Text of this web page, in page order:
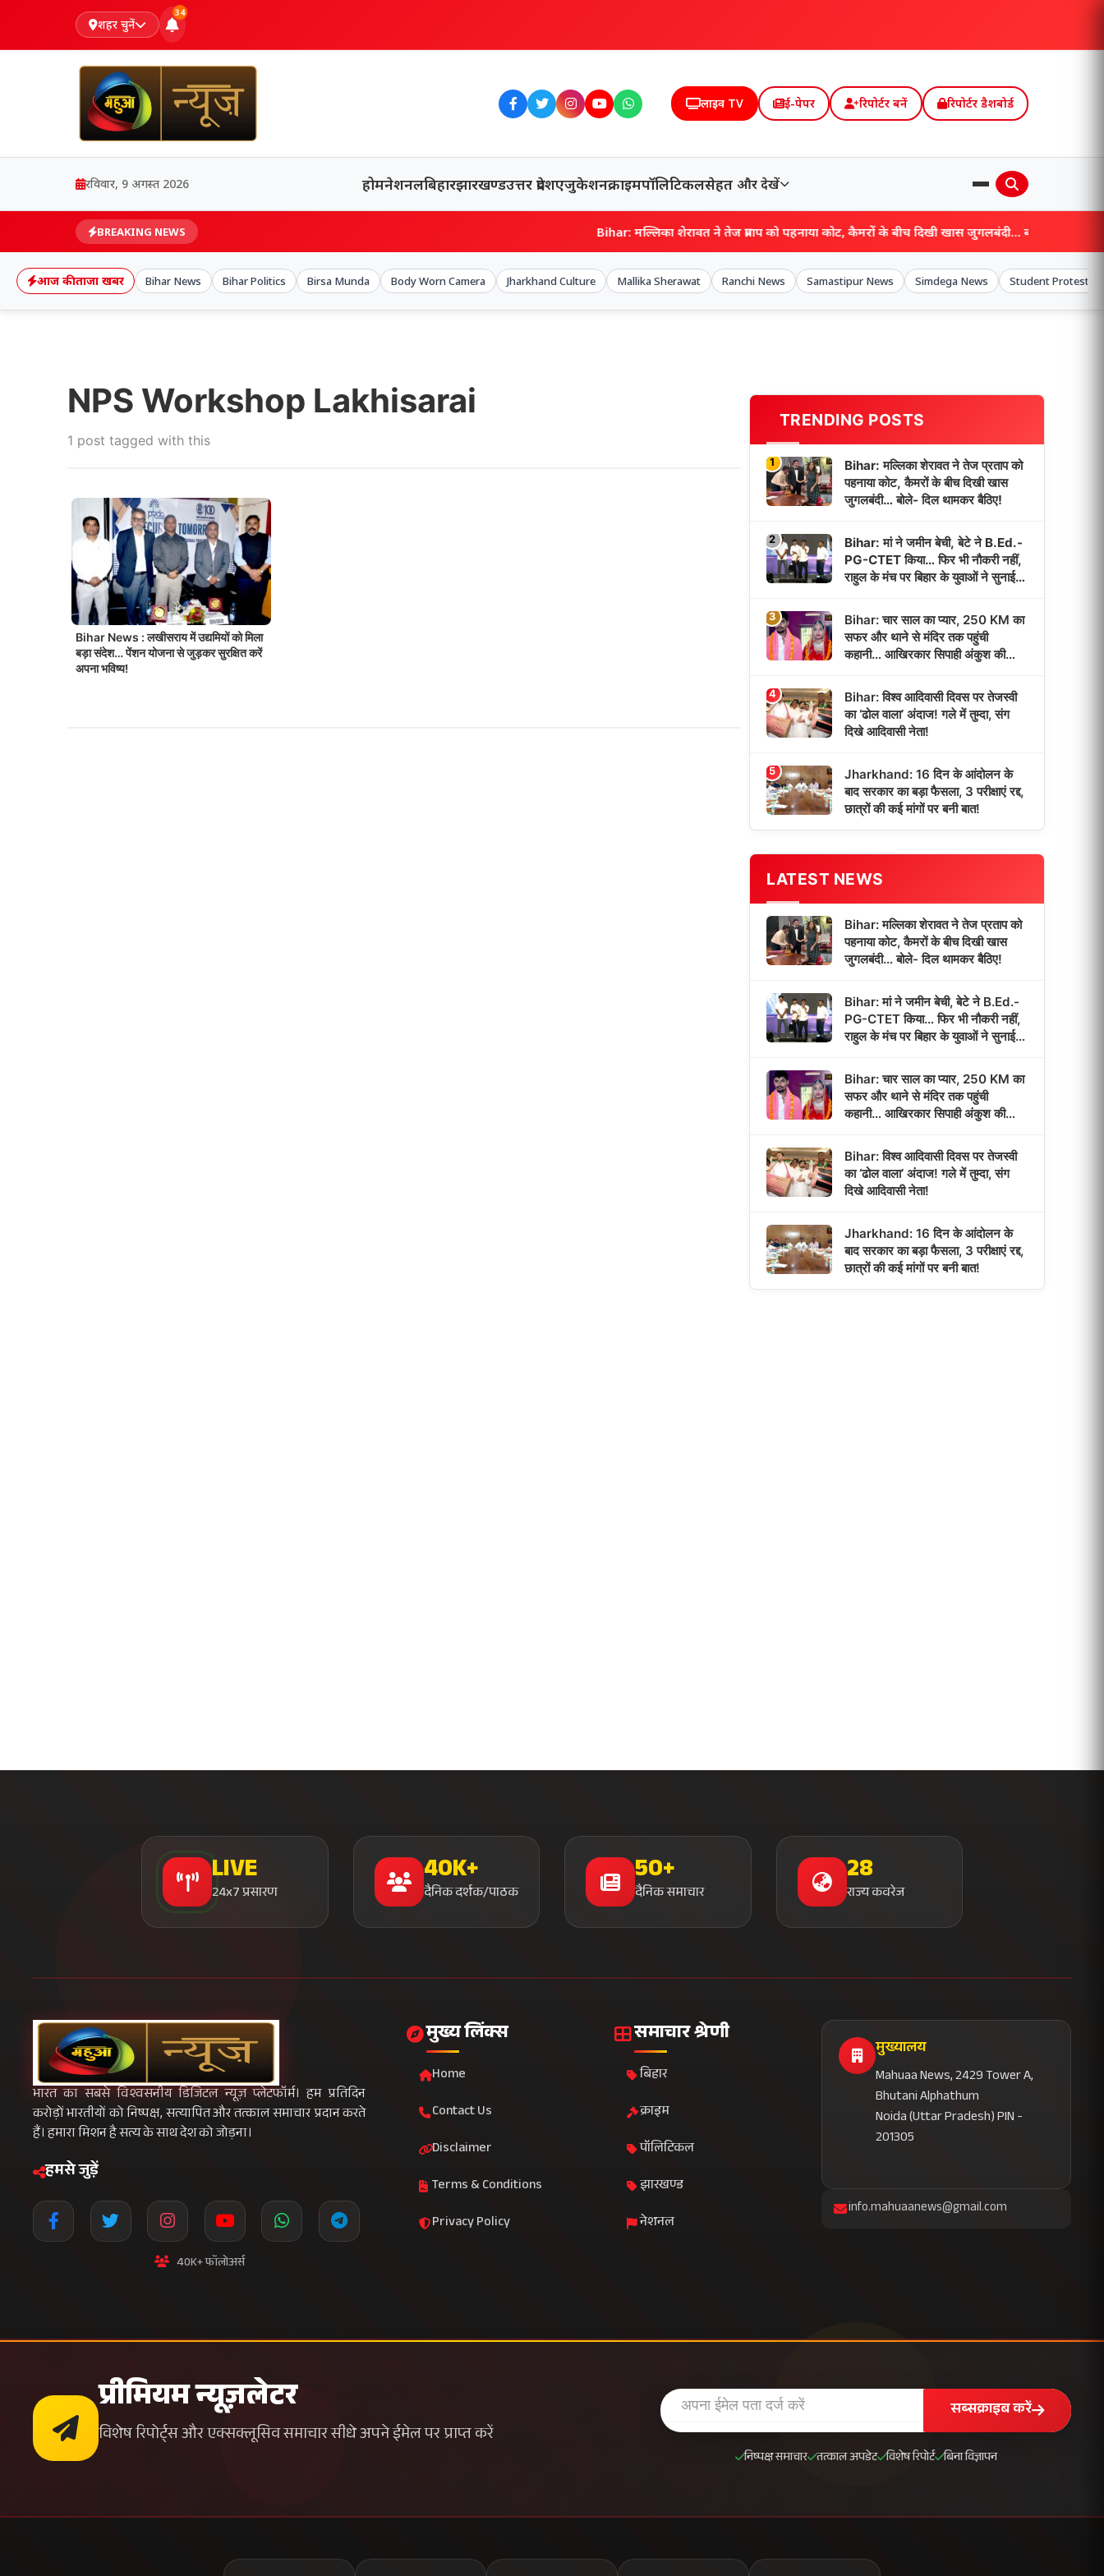
शहर चुनें
34
लाइव TV ई-पेपर रिपोर्टर बनें रिपोर्टर डैशबोर्ड
रविवार, 9 अगस्त 2026 होमनेशनलबिहारझारखण्डउत्तर प्रदेशएजुकेशनक्राइमपॉलिटिकलसेहत और देखें
BREAKING NEWS Bihar: मल्लिका शेरावत ने तेज प्रताप को पहनाया कोट, कैमरों के बीच दिखी खास जुगलबंदी… बोले- दिल थामकर बैठिए!
आज की ताजा खबर Bihar News Bihar Politics Birsa Munda Body Worn Camera Jharkhand Culture Mallika Sherawat Ranchi News Samastipur News Simdega News Student Protest
NPS Workshop Lakhisarai
1 post tagged with this
Bihar News : लखीसराय में उद्यमियों को मिला
बड़ा संदेश… पेंशन योजना से जुड़कर सुरक्षित करें
अपना भविष्य!
TRENDING POSTS
1
Bihar: मल्लिका शेरावत ने तेज प्रताप को
पहनाया कोट, कैमरों के बीच दिखी खास
जुगलबंदी… बोले- दिल थामकर बैठिए!
2
Bihar: मां ने जमीन बेची, बेटे ने B.Ed.-
PG-CTET किया… फिर भी नौकरी नहीं,
राहुल के मंच पर बिहार के युवाओं ने सुनाई
3
Bihar: चार साल का प्यार, 250 KM का
सफर और थाने से मंदिर तक पहुंची
कहानी… आखिरकार सिपाही अंकुश की
4
Bihar: विश्व आदिवासी दिवस पर तेजस्वी
का ‘ढोल वाला’ अंदाज! गले में तुम्दा, संग
दिखे आदिवासी नेता!
5
Jharkhand: 16 दिन के आंदोलन के
बाद सरकार का बड़ा फैसला, 3 परीक्षाएं रद्द,
छात्रों की कई मांगों पर बनी बात!
LATEST NEWS
Bihar: मल्लिका शेरावत ने तेज प्रताप को
पहनाया कोट, कैमरों के बीच दिखी खास
जुगलबंदी… बोले- दिल थामकर बैठिए!
Bihar: मां ने जमीन बेची, बेटे ने B.Ed.-
PG-CTET किया… फिर भी नौकरी नहीं,
राहुल के मंच पर बिहार के युवाओं ने सुनाई
Bihar: चार साल का प्यार, 250 KM का
सफर और थाने से मंदिर तक पहुंची
कहानी… आखिरकार सिपाही अंकुश की
Bihar: विश्व आदिवासी दिवस पर तेजस्वी
का ‘ढोल वाला’ अंदाज! गले में तुम्दा, संग
दिखे आदिवासी नेता!
Jharkhand: 16 दिन के आंदोलन के
बाद सरकार का बड़ा फैसला, 3 परीक्षाएं रद्द,
छात्रों की कई मांगों पर बनी बात!
LIVE
24x7 प्रसारण
40K+
दैनिक दर्शक/पाठक
50+
दैनिक समाचार
28
राज्य कवरेज
भारत का सबसे विश्वसनीय डिजिटल न्यूज़ प्लेटफॉर्म। हम प्रतिदिन
करोड़ों भारतीयों को निष्पक्ष, सत्यापित और तत्काल समाचार प्रदान करते
हैं। हमारा मिशन है सत्य के साथ देश को जोड़ना।
हमसे जुड़ें
40K+ फॉलोअर्स
मुख्य लिंक्स
Home
Contact Us
Disclaimer
Terms & Conditions
Privacy Policy
समाचार श्रेणी
बिहार
क्राइम
पॉलिटिकल
झारखण्ड
नेशनल
मुख्यालय
Mahuaa News, 2429 Tower A,
Bhutani Alphathum
Noida (Uttar Pradesh) PIN -
201305
info.mahuaanews@gmail.com
प्रीमियम न्यूज़लेटर
विशेष रिपोर्ट्स और एक्सक्लूसिव समाचार सीधे अपने ईमेल पर प्राप्त करें
सब्सक्राइब करें
निष्पक्ष समाचार तत्काल अपडेट विशेष रिपोर्ट बिना विज्ञापन